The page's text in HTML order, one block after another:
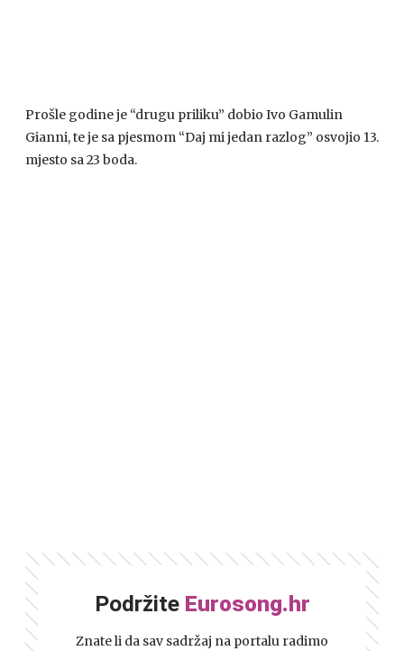
Prošle godine je “drugu priliku” dobio Ivo Gamulin
Gianni, te je sa pjesmom “Daj mi jedan razlog” osvojio 13.
mjesto sa 23 boda.
Podržite Eurosong.hr
Znate li da sav sadržaj na portalu radimo